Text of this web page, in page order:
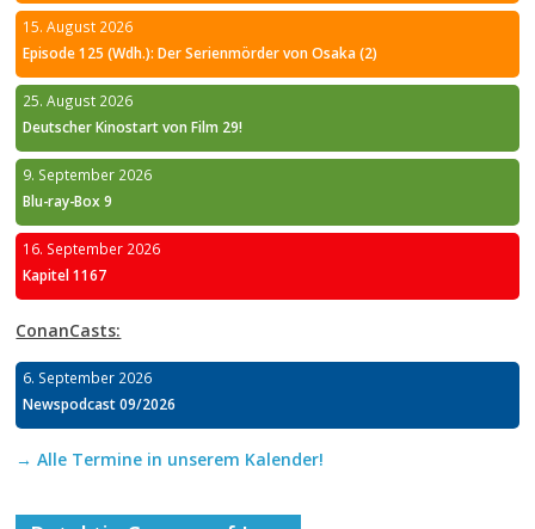
15. August 2026
Episode 125 (Wdh.): Der Serienmörder von Osaka (2)
25. August 2026
Deutscher Kinostart von Film 29!
9. September 2026
Blu-ray-Box 9
16. September 2026
Kapitel 1167
ConanCasts:
6. September 2026
Newspodcast 09/2026
→ Alle Termine in unserem Kalender!